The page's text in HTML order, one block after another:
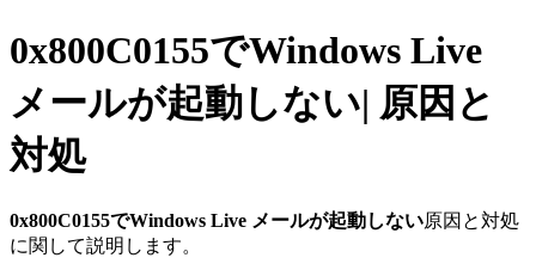
0x800C0155でWindows Live
メールが起動しない| 原因と
対処
0x800C0155でWindows Live メールが起動しない原因と対処
に関して説明します。